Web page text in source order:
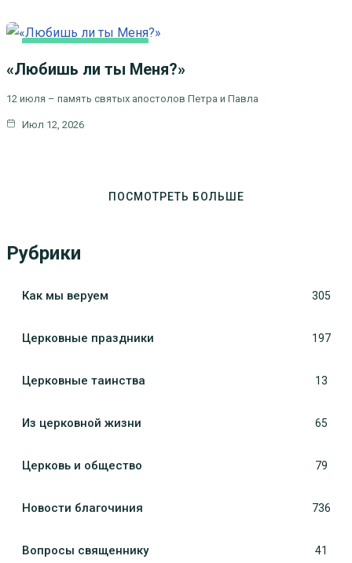
ПРАЗДНИКИ
«Любишь ли ты Меня?»
12 июля – память святых апостолов Петра и Павла
Июл 12, 2026
ПОСМОТРЕТЬ БОЛЬШЕ
Рубрики
Как мы веруем 305
Церковные праздники 197
Церковные таинства 13
Из церковной жизни 65
Церковь и общество 79
Новости благочиния 736
Вопросы священнику 41